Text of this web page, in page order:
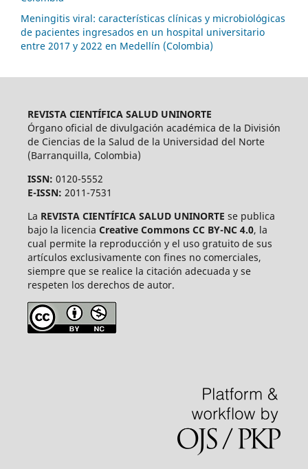
Meningitis viral: características clínicas y microbiológicas
de pacientes ingresados en un hospital universitario
entre 2017 y 2022 en Medellín (Colombia)
REVISTA CIENTÍFICA SALUD UNINORTE
Órgano oficial de divulgación académica de la División
de Ciencias de la Salud de la Universidad del Norte
(Barranquilla, Colombia)
ISSN: 0120-5552
E-ISSN: 2011-7531
La REVISTA CIENTÍFICA SALUD UNINORTE se publica
bajo la licencia Creative Commons CC BY-NC 4.0, la
cual permite la reproducción y el uso gratuito de sus
artículos exclusivamente con fines no comerciales,
siempre que se realice la citación adecuada y se
respeten los derechos de autor.